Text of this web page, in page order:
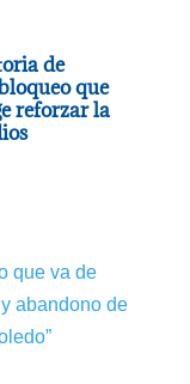
de
que
reforzar la